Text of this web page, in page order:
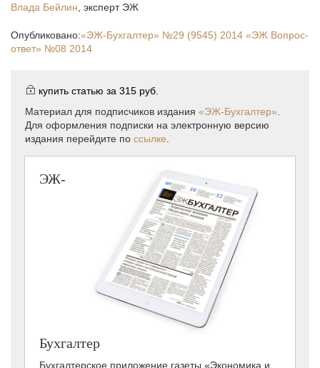
Влада Бейлин эксперт ЭЖ
Опубликовано:«ЭЖ-Бухгалтер» №29 (9545) 2014 «ЭЖ Вопрос-
ответ» №08 2014
купить статью за 315 руб.
Материал для подписчиков издания «ЭЖ-Бухгалтер»
Для оформления подписки на электронную версию
издания перейдите по ссылке
ЭЖ-
Бухгалтер
Бухгалтерское приложение газеты «Экономика и